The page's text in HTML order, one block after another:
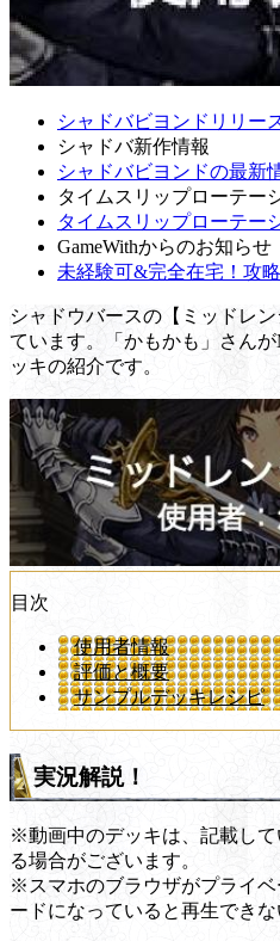
シャドバビヨンドリリー
シャドバ新作情報
シャドバビヨンドの最新
タイムスリップローテー
タイムスリップローテー
GameWithからのお知らせ
未経験可&完全在宅！攻
シャドウバースの【ミッドレ
ています。「かもかも」さん
ッキの紹介です。
目次
使用者情報
評価と概要
サンプルデッキレシピ
実況解説！
※動画中のデッキは、記載し
る場合がございます。
※スマホのブラウザがプライ
ードになっていると再生できな